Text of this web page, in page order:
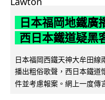
日本福岡地鐵廣
西日本鐵道疑黑
日本福岡西鐵天神大牟田
播出粗俗歌聲，西日本鐵道
件並考慮報案。網上一度傳